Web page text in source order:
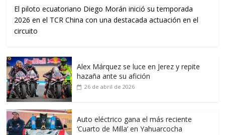
El piloto ecuatoriano Diego Morán inició su temporada
2026 en el TCR China con una destacada actuación en el
circuito
Alex Márquez se luce en Jerez y repite
hazaña ante su afición
26 de abril de 2026
Auto eléctrico gana el más reciente
‘Cuarto de Milla’ en Yahuarcocha